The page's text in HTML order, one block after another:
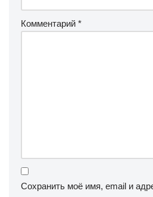
Комментарий *
Сохранить моё имя, email и